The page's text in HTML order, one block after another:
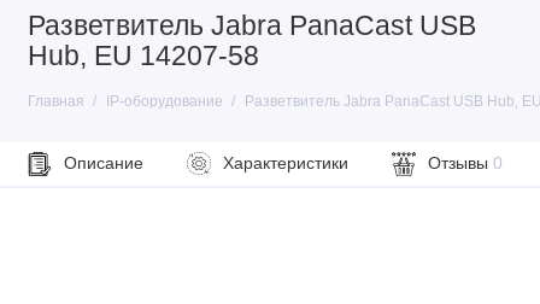
Разветвитель Jabra PanaCast USB
Hub, EU 14207-58
Главная IP-оборудование Разветвитель Jabra PanaCast USB Hub,
Описание Характеристики Отзывы 0